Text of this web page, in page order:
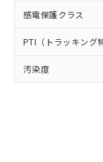
感電保護クラス
PTI（トラッキング
汚染度
在
事
示
マ
ビ
部品在
月が前
「ｅ」
準値以下
「10」
質が外
及ぼさな
当
場
該
販
法
り